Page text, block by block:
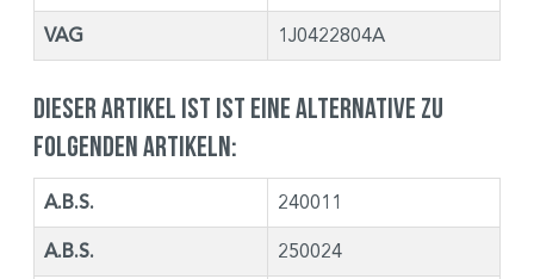
VAG 1J0422804A
Dieser Artikel ist ist eine Alternative zu
folgenden Artikeln:
A.B.S. 240011
A.B.S. 250024